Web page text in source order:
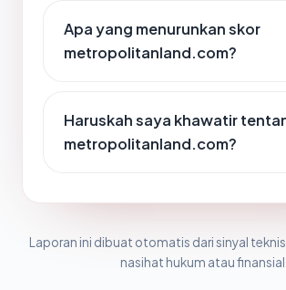
Apa yang menurunkan skor
metropolitanland.com?
Haruskah saya khawatir
metropolitanland.com?
Laporan ini dibuat otomatis dari sinyal
nasihat hukum atau